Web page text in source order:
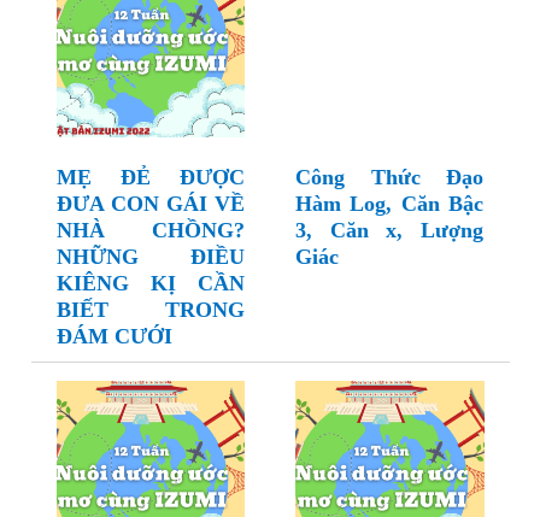
MẸ ĐẺ ĐƯỢC
ĐƯA CON GÁI VỀ
NHÀ CHỒNG?
NHỮNG ĐIỀU
KIÊNG KỊ CẦN
BIẾT TRONG
ĐÁM CƯỚI
Công Thức Đạo
Hàm Log, Căn Bậc
3, Căn x, Lượng
Giác